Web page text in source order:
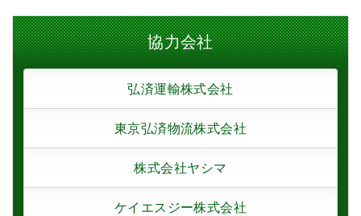
協力会社
弘済運輸株式会社
東京弘済物流株式会社
株式会社ヤシマ
ケイエスジー株式会社